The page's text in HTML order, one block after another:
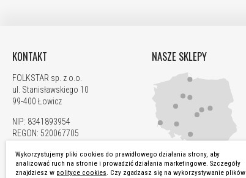
KONTAKT
FOLKSTAR sp. z o.o.
ul. Stanisławskiego 10
99-400 Łowicz
NIP: 8341893954
REGON: 520067705
792 877 799
NASZE SKLEPY
ZOBACZ WSZYSTKIE
Wykorzystujemy pliki cookies do prawidłowego działania strony, aby
analizować ruch na stronie i prowadzić działania marketingowe. Szczegóły
znajdziesz w polityce cookies. Czy zgadzasz się na wykorzystywanie plików